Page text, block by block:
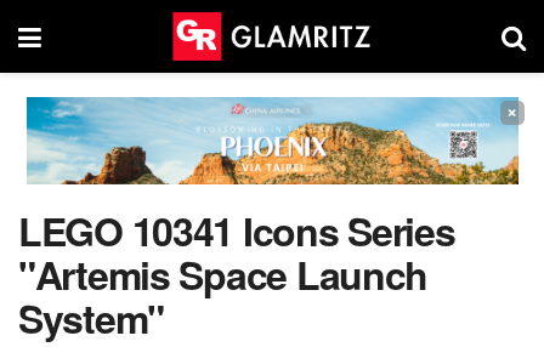
×
LEGO 10341 Icons Series
"Artemis Space Launch
System"